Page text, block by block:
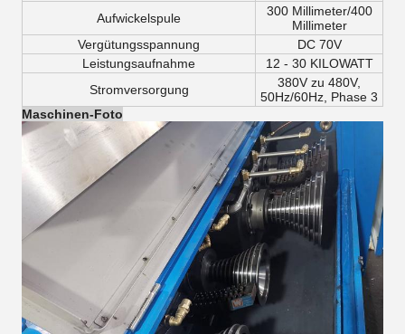
Aufwickelspule
300 Millimeter/400
Millimeter
Vergütungsspannung
DC 70V
Leistungsaufnahme
12 - 30 KILOWATT
Stromversorgung
380V zu 480V,
50Hz/60Hz, Phase 3
Maschinen-Foto